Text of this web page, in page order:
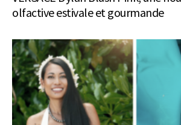
olfactive estivale et gourmande